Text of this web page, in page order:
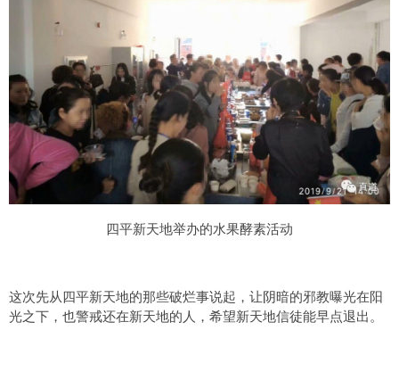
四平新天地举办的水果酵素活动
这次先从四平新天地的那些破烂事说起，让阴暗的邪教曝光在阳
光之下，也警戒还在新天地的人，希望新天地信徒能早点退出。